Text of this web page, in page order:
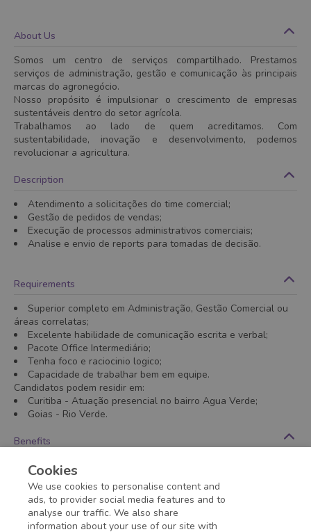
About Us
Somos um centro de serviços compartilhado. Prestamos
serviços de administração, gestão e comunicação às principais
marcas do agronegócio.
Nosso propósito é impulsionar o crescimento de empresas
sustentáveis dentro do setor agrícola.
Trabalhamos ao lado de quem acreditamos. Com
sustentabilidade, inovação e desenvolvimento, podemos
revolucionar a agricultura.
Description
Atendimento a solicitações do time comercial;
Gestão de pedidos de vendas;
Execução de processos administrativos comerciais;
Analise e envio de reports para tomadas de decisão.
Requirements
Superior completo em Administração, Gestão Comercial ou
áreas correlatas;
Excelente habilidade de comunicação escrita e verbal;
Pacote Office Intermediário;
Tenha foco e raciocinio logico;
Capacidade de trabalhar bem em equipe.
Candidatos podem residir em:
Curitiba - Atuação presencial no bairro Agua Verde;
Goias - Rio Verde.
Benefits
- VALE ALIMENTAÇÃO
- VALE REFEIÇÃO
- VALE TRANSPORTE
Application deadline expired!
Cookies
We use cookies to personalise content and
ads, to provider social media features and to
analyse our traffic. We also share
information about your use of our site with